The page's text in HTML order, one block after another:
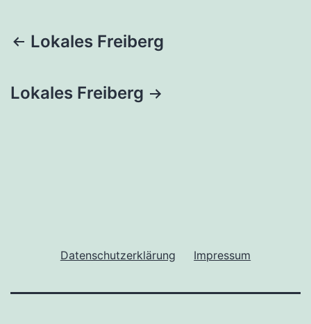
Beitragsnavigation
Lokales Freiberg
Lokales Freiberg
Datenschutzerklärung Impressum